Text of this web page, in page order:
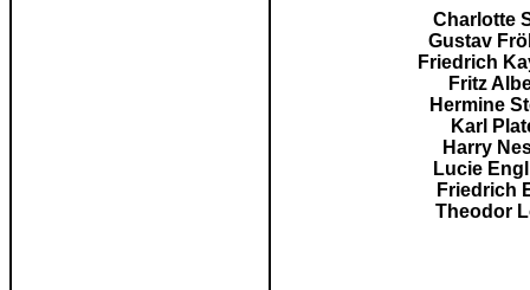
Charlotte
Gustav
Friedrich
Fritz
Hermine
Karl
Harry
Lucie
Friedrich
Theodor